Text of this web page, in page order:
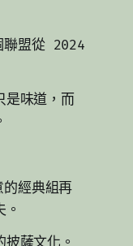
盟從 2024
是味道，而
經典組再
薩文化。